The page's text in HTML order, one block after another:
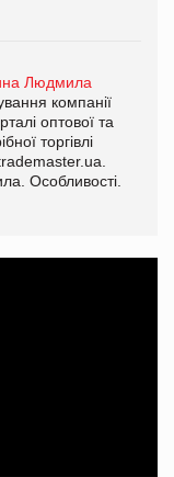
Людмила
компанії
оптової та
торгівлі
Особливості.